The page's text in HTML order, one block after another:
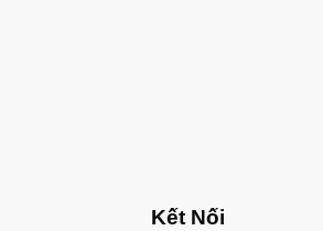
Kết Nối